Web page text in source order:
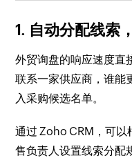
1. 自动分配线索
外贸询盘的响应速度直
联系一家供应商，谁能
入采购候选名单。
通过 Zoho CRM，可以
售负责人设置线索分配